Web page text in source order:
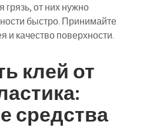
от них нужно
быстро. Принимайте
и качество поверхности.
клей от
средства